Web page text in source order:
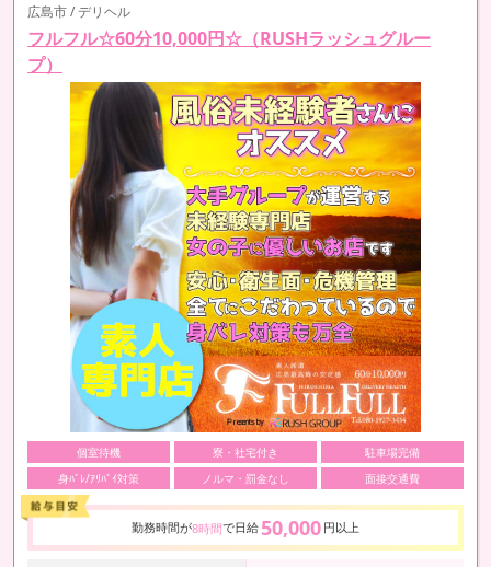
広島市 / デリヘル
フルフル☆60分10,000円☆（RUSHラッシュグルー
プ）
個室待機 寮・社宅付き
駐車場完備
身ﾊﾞﾚ/ｱﾘﾊﾞｲ対策
ノルマ・罰金なし 面接交通費
勤務時間が8時間で日給 50,000 円以上